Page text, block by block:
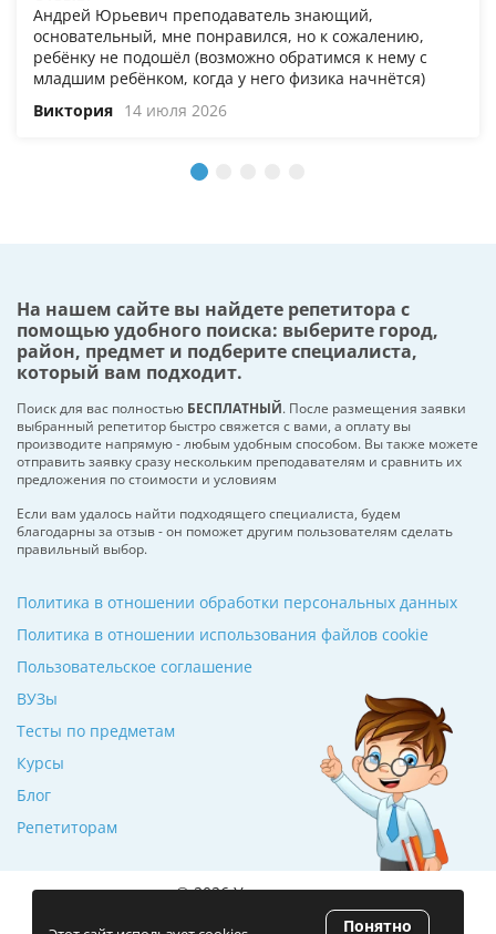
Андрей Юрьевич преподаватель знающий,
основательный, мне понравился, но к сожалению,
ребёнку не подошёл (возможно обратимся к нему с
младшим ребёнком, когда у него физика начнётся)
Виктория 14 июля 2026
На нашем сайте вы найдете репетитора с
помощью удобного поиска: выберите город,
район, предмет и подберите специалиста,
который вам подходит.
Поиск для вас полностью БЕСПЛАТНЫЙ. После размещения заявки
выбранный репетитор быстро свяжется с вами, а оплату вы
производите напрямую - любым удобным способом. Вы также можете
отправить заявку сразу нескольким преподавателям и сравнить их
предложения по стоимости и условиям
Если вам удалось найти подходящего специалиста, будем
благодарны за отзыв - он поможет другим пользователям сделать
правильный выбор.
ВУЗы
Тесты по предметам
Курсы
Блог
Репетиторам
Политика в отношении обработки персональных данных
Политика в отношении использования файлов cookie
Пользовательское соглашение
© 2026 Училкин.ru
Понятно